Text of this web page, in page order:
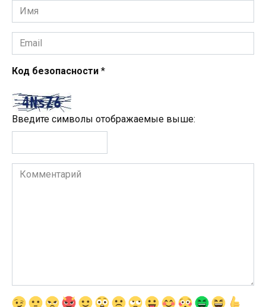
Имя
*
Email
*
Код безопасности *
Введите символы отображаемые выше:
Комментарий